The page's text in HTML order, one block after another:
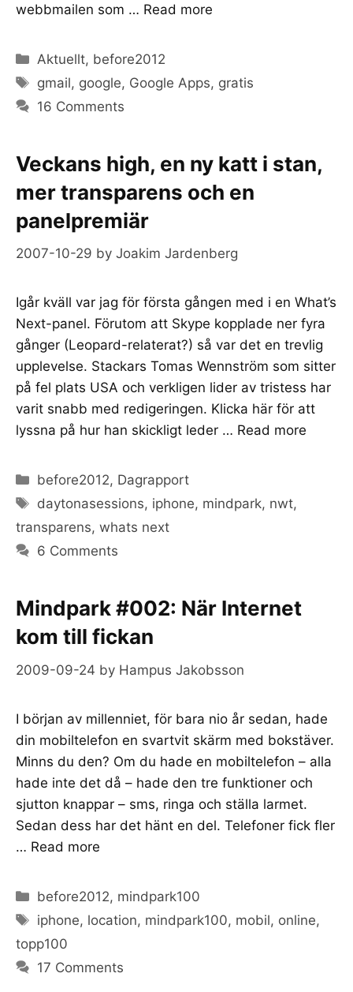
webbmailen som … Read more
Categories
Aktuellt, before2012
Tags
gmail, google, Google Apps, gratis
16 Comments
Veckans high, en ny katt i stan,
mer transparens och en
panelpremiär
2007-10-29 by Joakim Jardenberg
Igår kväll var jag för första gången med i en What’s
Next-panel. Förutom att Skype kopplade ner fyra
gånger (Leopard-relaterat?) så var det en trevlig
upplevelse. Stackars Tomas Wennström som sitter
på fel plats USA och verkligen lider av tristess har
varit snabb med redigeringen. Klicka här för att
lyssna på hur han skickligt leder … Read more
Categories
before2012, Dagrapport
Tags
daytonasessions, iphone, mindpark, nwt,
transparens, whats next
6 Comments
Mindpark #002: När Internet
kom till fickan
2009-09-24 by Hampus Jakobsson
I början av millenniet, för bara nio år sedan, hade
din mobiltelefon en svartvit skärm med bokstäver.
Minns du den? Om du hade en mobiltelefon – alla
hade inte det då – hade den tre funktioner och
sjutton knappar – sms, ringa och ställa larmet.
Sedan dess har det hänt en del. Telefoner fick fler
… Read more
Categories
before2012, mindpark100
Tags
iphone, location, mindpark100, mobil, online,
topp100
17 Comments